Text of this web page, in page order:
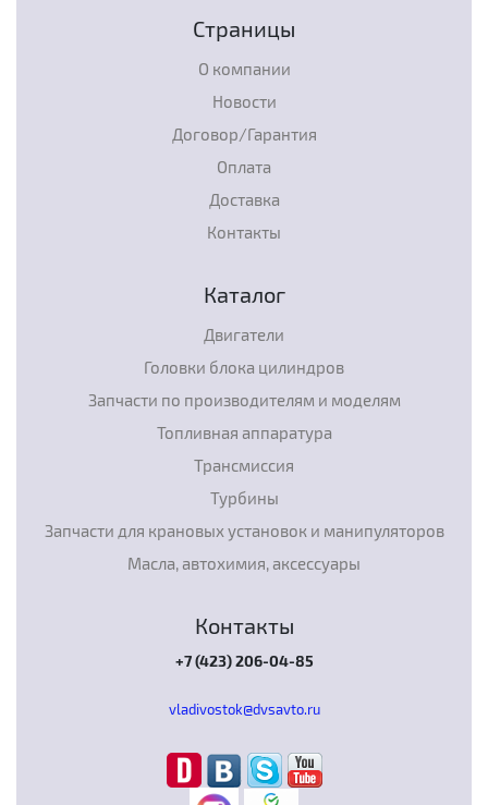
Страницы
О компании
Новости
Договор/Гарантия
Оплата
Доставка
Контакты
Каталог
Двигатели
Головки блока цилиндров
Запчасти по производителям и моделям
Топливная аппаратура
Трансмиссия
Турбины
Запчасти для крановых установок и манипуляторов
Масла, автохимия, аксессуары
Контакты
+7 (423) 206-04-85
vladivostok@dvsavto.ru